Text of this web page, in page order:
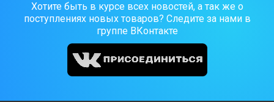
Хотите быть в курсе всех новостей, а так же о
поступлениях новых товаров? Следите за нами в
группе ВКонтакте